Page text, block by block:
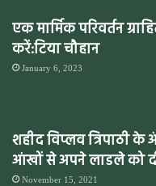
एक मार्मिक परिवर्तन
करें:टिया चौहान
January 6, 2023
शहीद विप्लव त्रिपाठी
आंखों से अपने लाडले को
November 15, 2021